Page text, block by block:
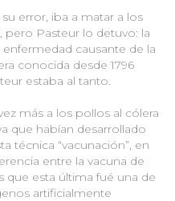
error, iba a matar a los
pero Pasteur lo detuvo: la
causante de la
conocida desde 1796
estaba al tanto.
más a los pollos al cólera
que habían desarrollado
técnica “vacunación”, en
entre la vacuna de
que esta última fué una de
artificialmente